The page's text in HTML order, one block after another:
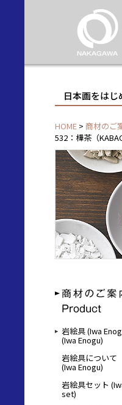
日本画をはじ
HOME > 商材のご
532：樺茶（
岩絵具 (Iwa
(Iwa Enogu)
岩絵具について
(Iwa Enogu)
岩絵具セット
set)